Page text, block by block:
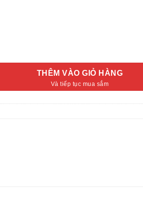
THÊM VÀO GIỎ HÀNG